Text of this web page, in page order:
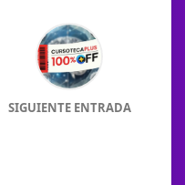
SIGUIENTE ENTRADA